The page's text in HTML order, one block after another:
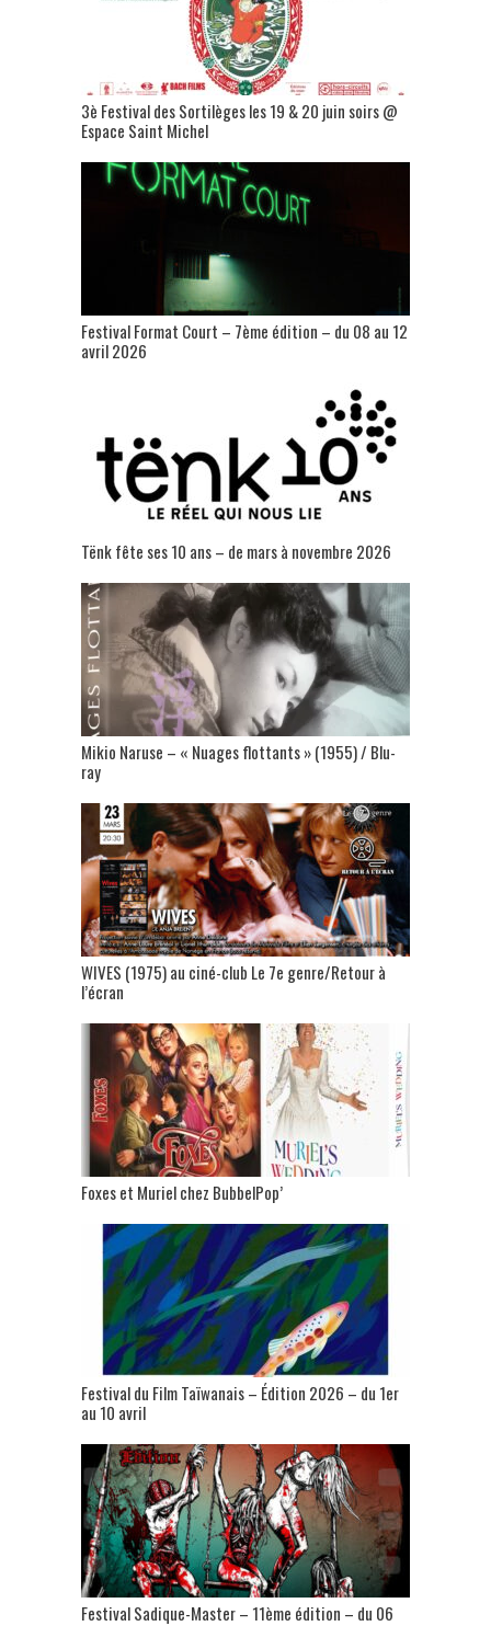
3è Festival des Sortilèges les 19 & 20 juin soirs @
Espace Saint Michel
Festival Format Court – 7ème édition – du 08 au 12
avril 2026
Tënk fête ses 10 ans – de mars à novembre 2026
Mikio Naruse – « Nuages flottants » (1955) / Blu-
ray
WIVES (1975) au ciné-club Le 7e genre/Retour à
l’écran
Foxes et Muriel chez BubbelPop’
Festival du Film Taïwanais – Édition 2026 – du 1er
au 10 avril
Festival Sadique-Master – 11ème édition – du 06